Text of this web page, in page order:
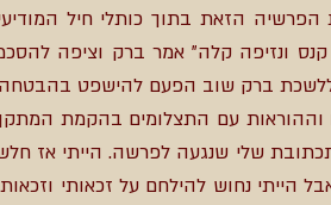
הזאת בתוך כותלי חיל
ונזיפה קלה" אמר ברק וציפה
ללשכת ברק שוב הפעם להישפט
עם התצלומים בהקמת המתקן
שלי שנגעה לפרשה. הייתי אז
נחוש להילחם על זכאותי